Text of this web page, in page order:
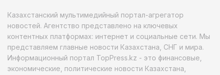
Казахстанский мультимедийный портал-агрегатор
новостей. Агентство представлено на ключевых
контентных платформах: интернет и социальные сети. Мы
представляем главные новости Казахстана, СНГ и мира.
Информационный портал TopPress.kz - это финансовые,
экономические, политические новости Казахстана,